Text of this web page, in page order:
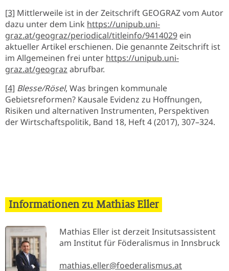
[3] Mittlerweile ist in der Zeitschrift GEOGRAZ vom Autor
dazu unter dem Link https://unipub.uni-
graz.at/geograz/periodical/titleinfo/9414029 ein
aktueller Artikel erschienen. Die genannte Zeitschrift ist
im Allgemeinen frei unter https://unipub.uni-
graz.at/geograz abrufbar.
[4] Blesse/Rösel, Was bringen kommunale
Gebietsreformen? Kausale Evidenz zu Hoffnungen,
Risiken und alternativen Instrumenten, Perspektiven
der Wirtschaftspolitik, Band 18, Heft 4 (2017), 307–324.
Informationen zu Mathias Eller
Mathias Eller ist derzeit Insitutsassistent
am Institut für Föderalismus in Innsbruck
mathias.eller@foederalismus.at